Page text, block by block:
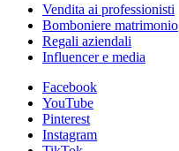
Vendita ai professionisti
Bomboniere matrimonio
Regali aziendali
Influencer e media
Facebook
YouTube
Pinterest
Instagram